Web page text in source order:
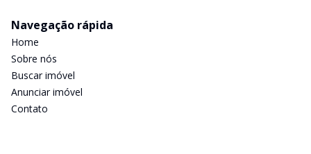
Navegação rápida
Home
Sobre nós
Buscar imóvel
Anunciar imóvel
Contato